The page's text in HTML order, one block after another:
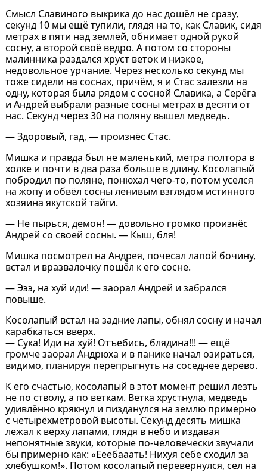
Смысл Славиного выкрика до нас дошёл не сразу,
секунд 10 мы ещё тупили, глядя на то, как Славик, сидя
метрах в пяти над землёй, обнимает одной рукой
сосну, а второй своё ведро. А потом со стороны
малинника раздался хруст веток и низкое,
недовольное урчание. Через несколько секунд мы
тоже сидели на соснах, причём, я и Стас залезли на
одну, которая была рядом с сосной Славика, а Серёга
и Андрей выбрали разные сосны метрах в десяти от
нас. Секунд через 30 на поляну вышел медведь.
— Здоровый, гад, — произнёс Стас.
Мишка и правда был не маленький, метра полтора в
холке и почти в два раза больше в длину. Косолапый
побродил по поляне, понюхал чего-то, потом уселся
на жопу и обвёл сосны ленивым взглядом истинного
хозяина якутской тайги.
— Не пырься, демон! — довольно громко произнёс
Андрей со своей сосны. — Кыш, бля!
Мишка посмотрел на Андрея, почесал лапой бочину,
встал и вразвалочку пошёл к его сосне.
— Эээ, на хуй иди! — заорал Андрей и забрался
повыше.
Косолапый встал на задние лапы, обнял сосну и начал
карабкаться вверх.
— Сука! Иди на хуй! Отъебись, блядина!!! — ещё
громче заорал Андрюха и в панике начал озираться,
видимо, планируя перепрыгнуть на соседнее дерево.
К его счастью, косолапый в этот момент решил лезть
не по стволу, а по веткам. Ветка хрустнула, медведь
удивлённо крякнул и пизданулся на землю примерно
с четырёхметровой высоты. Секунд десять мишка
лежал к верху лапами, глядя в небо и издавая
непонятные звуки, которые по-человечески звучали
бы примерно как: «Ееебааать! Нихуя себе сходил за
хлебушком!». Потом косолапый перевернулся, сел на